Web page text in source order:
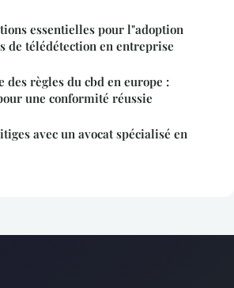
essentielles pour l"adoption
de télédétection en entreprise
des règles du cbd en europe :
une conformité réussie
avec un avocat spécialisé en